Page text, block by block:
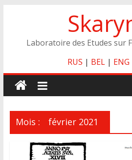
Laboratoire des Etudes sur
RUS | BEL| ENG
Mois : février 2021